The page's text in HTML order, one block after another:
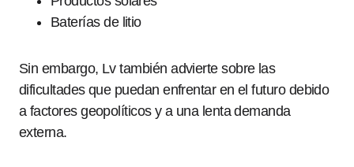
Baterías de litio
Sin embargo, Lv también advierte sobre las
dificultades que puedan enfrentar en el futuro debido
a factores geopolíticos y a una lenta demanda
externa.